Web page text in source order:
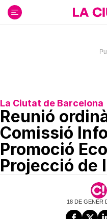
contenido
La Ciutat de Barcelona
Reunió
Comissió
Promoció
Projecció de
18 DE GENER